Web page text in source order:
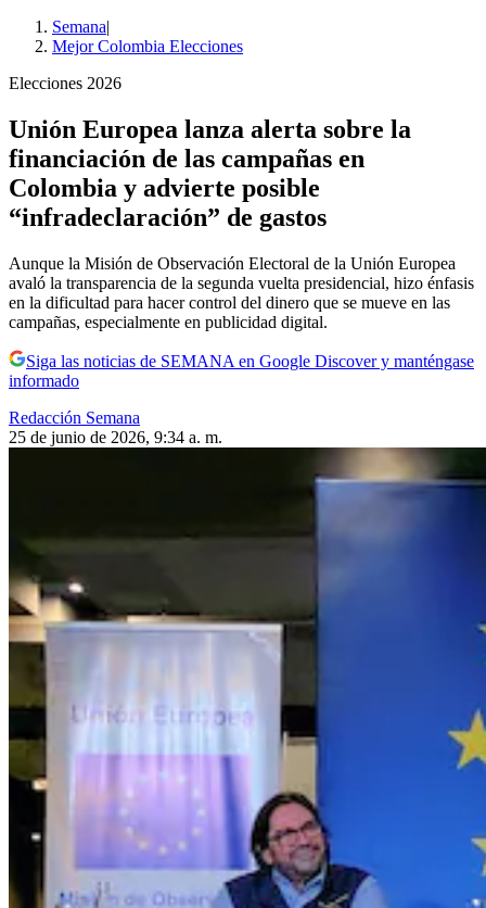
Semana|
Mejor Colombia Elecciones
Elecciones 2026
Unión Europea lanza alerta sobre la
financiación de las campañas en
Colombia y advierte posible
“infradeclaración” de gastos
Aunque la Misión de Observación Electoral de la Unión Europea
avaló la transparencia de la segunda vuelta presidencial, hizo énfasis
en la dificultad para hacer control del dinero que se mueve en las
campañas, especialmente en publicidad digital.
Siga las noticias de SEMANA en Google Discover y manténgase
informado
Redacción Semana
25 de junio de 2026, 9:34 a. m.